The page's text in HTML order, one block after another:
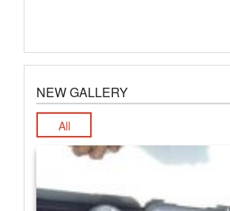
NEW GALLERY
All